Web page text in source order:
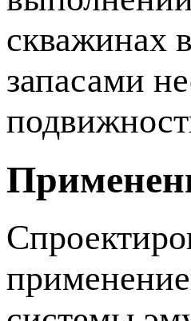
скважинах
запасами